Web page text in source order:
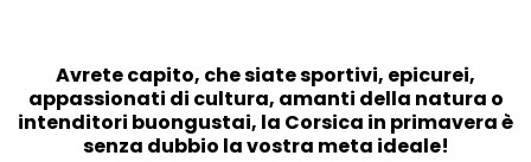
Avrete capito, che siate sportivi, epicurei,
appassionati di cultura, amanti della natura o
intenditori buongustai, la Corsica in primavera è
senza dubbio la vostra meta ideale!